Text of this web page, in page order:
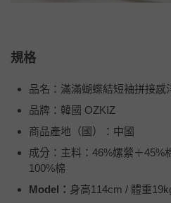
規格
品名：滿滿蝴蝶結短袖拼接感
品牌：韓國 OZKIZ
商品產地（國）：中國
成分：主料：46%嫘縈＋45%
100%棉
Model： 身高114cm / 體重